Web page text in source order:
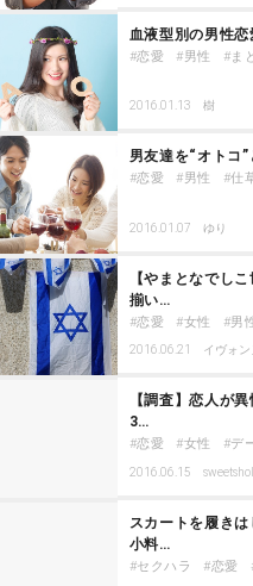
血液型別の男性
恋愛 男性 ま
2016.01.13 樹
男友達を“オトコ
恋愛 男性 仕
2016.01.07 ゆり
【やまとなでし
揃い…
恋愛 女性 男
2016.06.21 イヴォン
【調査】恋人が
3…
恋愛 女性 デ
2016.06.15
スカートを履き
小料…
セクハラ 恋愛